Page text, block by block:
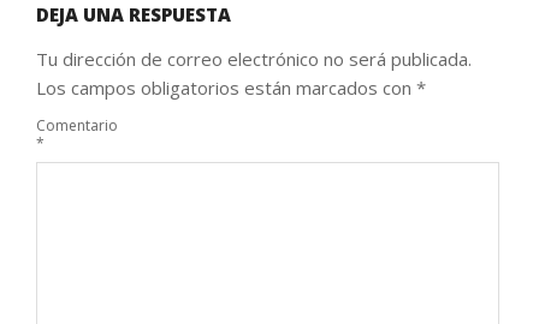
DEJA UNA RESPUESTA
Tu dirección de correo electrónico no será publicada.
Los campos obligatorios están marcados con *
Comentario
*